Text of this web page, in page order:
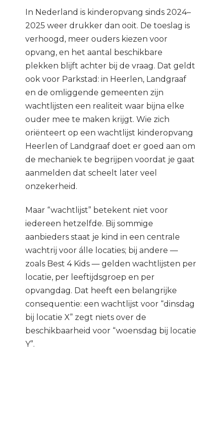
In Nederland is kinderopvang sinds 2024–
2025 weer drukker dan ooit. De toeslag is
verhoogd, meer ouders kiezen voor
opvang, en het aantal beschikbare
plekken blijft achter bij de vraag. Dat geldt
ook voor Parkstad: in Heerlen, Landgraaf
en de omliggende gemeenten zijn
wachtlijsten een realiteit waar bijna elke
ouder mee te maken krijgt. Wie zich
oriënteert op een wachtlijst kinderopvang
Heerlen of Landgraaf doet er goed aan om
de mechaniek te begrijpen voordat je gaat
aanmelden dat scheelt later veel
onzekerheid.
Maar “wachtlijst” betekent niet voor
iedereen hetzelfde. Bij sommige
aanbieders staat je kind in een centrale
wachtrij voor álle locaties; bij andere —
zoals Best 4 Kids — gelden wachtlijsten per
locatie, per leeftijdsgroep en per
opvangdag. Dat heeft een belangrijke
consequentie: een wachtlijst voor “dinsdag
bij locatie X” zegt niets over de
beschikbaarheid voor “woensdag bij locatie
Y”.